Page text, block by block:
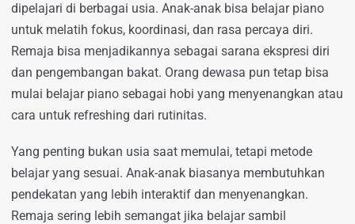
dipelajari di berbagai usia. Anak-anak bisa belajar piano
untuk melatih fokus, koordinasi, dan rasa percaya diri.
Remaja bisa menjadikannya sebagai sarana ekspresi diri
dan pengembangan bakat. Orang dewasa pun tetap bisa
mulai belajar piano sebagai hobi yang menyenangkan atau
cara untuk refreshing dari rutinitas.
Yang penting bukan usia saat memulai, tetapi metode
belajar yang sesuai. Anak-anak biasanya membutuhkan
pendekatan yang lebih interaktif dan menyenangkan.
Remaja sering lebih semangat jika belajar sambil